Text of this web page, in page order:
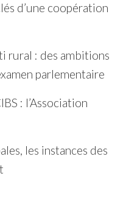
d’une coopération
rural : des ambitions
parlementaire
: l’Association
les instances des